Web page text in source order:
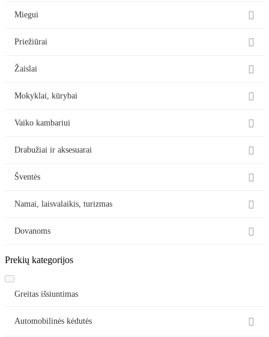
Miegui 
Priežiūrai 
Žaislai 
Mokyklai, kūrybai 
Vaiko kambariui 
Drabužiai ir aksesuarai 
Šventės 
Namai, laisvalaikis, turizmas 
Dovanoms 
Prekių kategorijos
Greitas išsiuntimas
Automobilinės kėdutės 